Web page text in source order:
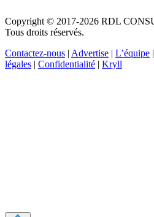
Copyright © 2017-2026 RDL
Tous droits réservés.
Contactez-nous | Advertise | L’équipe |
légales | Confidentialité | Kryll